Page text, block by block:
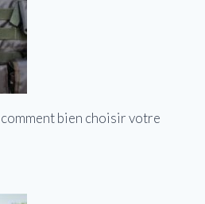
bien choisir votre